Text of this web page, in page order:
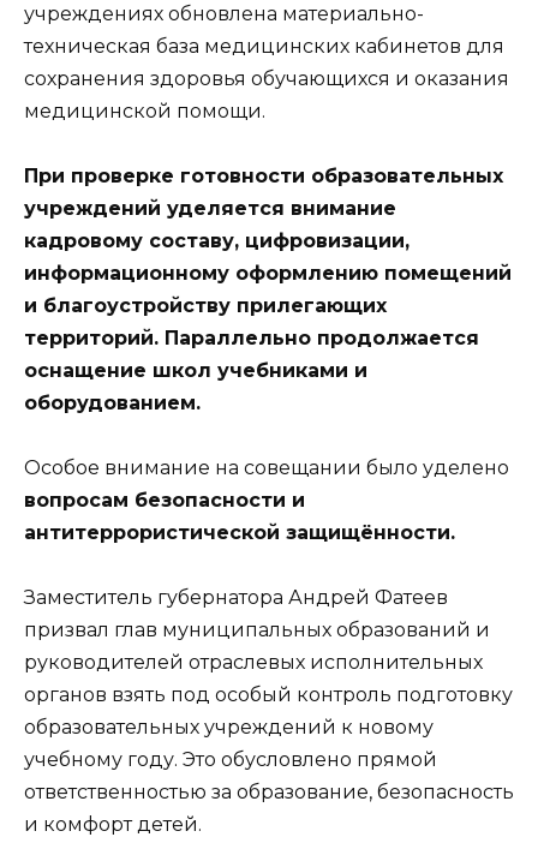
учреждениях обновлена материально-
техническая база медицинских кабинетов для
сохранения здоровья обучающихся и оказания
медицинской помощи.
При проверке готовности образовательных
учреждений уделяется внимание
кадровому составу, цифровизации,
информационному оформлению помещений
и благоустройству прилегающих
территорий. Параллельно продолжается
оснащение школ учебниками и
оборудованием.
Особое внимание на совещании было уделено
вопросам безопасности и
антитеррористической защищённости.
Заместитель губернатора Андрей Фатеев
призвал глав муниципальных образований и
руководителей отраслевых исполнительных
органов взять под особый контроль подготовку
образовательных учреждений к новому
учебному году. Это обусловлено прямой
ответственностью за образование, безопасность
и комфорт детей.